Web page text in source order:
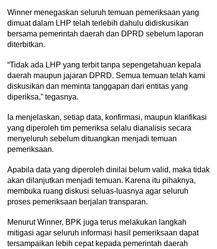
Winner menegaskan seluruh temuan pemeriksaan yang
dimuat dalam LHP telah terlebih dahulu didiskusikan
bersama pemerintah daerah dan DPRD sebelum laporan
diterbitkan.
“Tidak ada LHP yang terbit tanpa sepengetahuan kepala
daerah maupun jajaran DPRD. Semua temuan telah kami
diskusikan dan meminta tanggapan dari entitas yang
diperiksa,” tegasnya.
Ia menjelaskan, setiap data, konfirmasi, maupun klarifikasi
yang diperoleh tim pemeriksa selalu dianalisis secara
menyeluruh sebelum dituangkan menjadi temuan
pemeriksaan.
Apabila data yang diperoleh dinilai belum valid, maka tidak
akan dilanjutkan menjadi temuan. Karena itu pihaknya,
membuka ruang diskusi seluas-luasnya agar seluruh
proses pemeriksaan berjalan transparan.
Menurut Winner, BPK juga terus melakukan langkah
mitigasi agar seluruh informasi hasil pemeriksaan dapat
tersampaikan lebih cepat kepada pemerintah daerah